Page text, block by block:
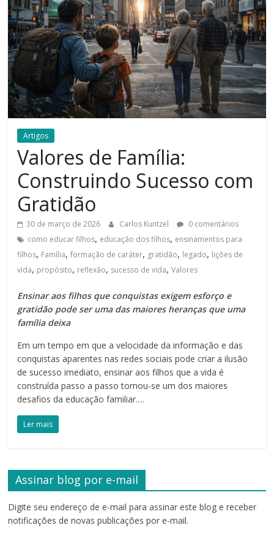
Artigos
Valores de Família:
Construindo Sucesso com
Gratidão
30 de março de 2026 Carlos Kuntzel
0 comentários
como educar filhos, educação dos filhos, ensinamentos para
filhos, Família,formação de caráter, gratidão, legado, lições de
vida, propósito, reflexão, sucesso de vida,Valores
Ensinar aos filhos que conquistas exigem esforço e
gratidão pode ser uma das maiores heranças que uma
família deixa
Em um tempo em que a velocidade da informação e das
conquistas aparentes nas redes sociais pode criar a ilusão
de sucesso imediato, ensinar aos filhos que a vida é
construída passo a passo tornou-se um dos maiores
desafios da educação familiar.…
Ler mais
Assinar blog por e-mail
Digite seu endereço de e-mail para assinar este blog e receber
notificações de novas publicações por e-mail.